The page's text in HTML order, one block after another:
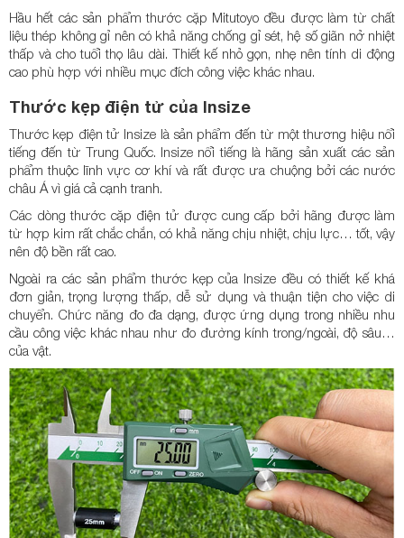
Hầu hết các sản phẩm thước cặp Mitutoyo đều được làm từ chất
liệu thép không gỉ nên có khả năng chống gỉ sét, hệ số giãn nở nhiệt
thấp và cho tuổi thọ lâu dài. Thiết kế nhỏ gọn, nhẹ nên tính di động
cao phù hợp với nhiều mục đích công việc khác nhau.
Thước kẹp điện tử của Insize
Thước kẹp điện tử Insize là sản phẩm đến từ một thương hiệu nổi
tiếng đến từ Trung Quốc. Insize nổi tiếng là hãng sản xuất các sản
phẩm thuộc lĩnh vực cơ khí và rất được ưa chuộng bởi các nước
châu Á vì giá cả cạnh tranh.
Các dòng thước cặp điện tử được cung cấp bởi hãng được làm
từ hợp kim rất chắc chắn, có khả năng chịu nhiệt, chịu lực… tốt, vậy
nên độ bền rất cao.
Ngoài ra các sản phẩm thước kẹp của Insize đều có thiết kế khá
đơn giản, trọng lượng thấp, dễ sử dụng và thuận tiện cho việc di
chuyển. Chức năng đo đa dạng, được ứng dụng trong nhiều nhu
cầu công việc khác nhau như đo đường kính trong/ngoài, độ sâu…
của vật.